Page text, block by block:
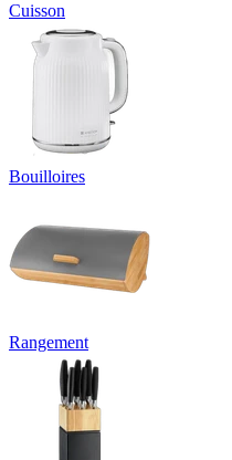
Cuisson
Bouilloires
Rangement